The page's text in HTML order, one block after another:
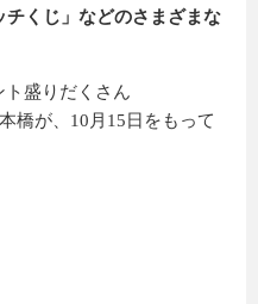
くじ」などのさまざまな
盛りだくさん
橋が、10月15日をもって